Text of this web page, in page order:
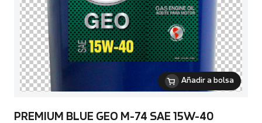
Añadir a bolsa
PREMIUM BLUE GEO M-74 SAE 15W-40